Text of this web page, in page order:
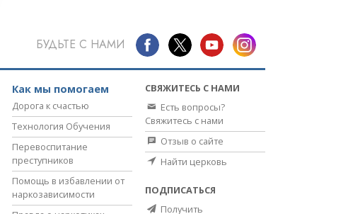
БУДЬТЕ С НАМИ
Как мы помогаем
Дорога к счастью
Технология Обучения
Перевоспитание
преступников
Помощь в избавлении от
наркозависимости
СВЯЖИТЕСЬ С НАМИ
Есть вопросы?
Свяжитесь с нами
Отзыв о сайте
Найти церковь
ПОДПИСАТЬСЯ
Получить